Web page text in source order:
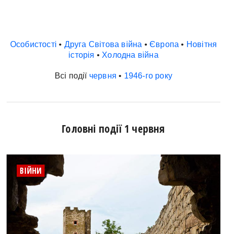
Особистості • Друга Світова війна • Європа • Новітня
історія • Холодна війна
Всі події червня • 1946-го року
Головні події 1 червня
ВІЙНИ